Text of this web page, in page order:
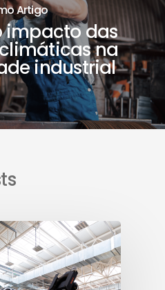
Artigo
impacto das
na
industrial